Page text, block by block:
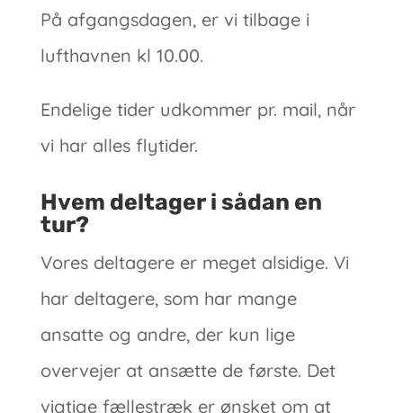
På afgangsdagen, er vi tilbage i
lufthavnen kl 10.00.
Endelige tider udkommer pr. mail, når
vi har alles flytider.
Hvem deltager i sådan en
tur?
Vores deltagere er meget alsidige. Vi
har deltagere, som har mange
ansatte og andre, der kun lige
overvejer at ansætte de første. Det
vigtige fællestræk er ønsket om at